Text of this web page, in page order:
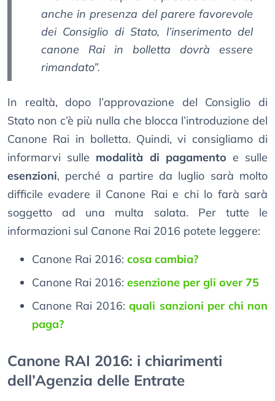
anche in presenza del parere favorevole
dei Consiglio di Stato, l’inserimento del
canone Rai in bolletta dovrà essere
rimandato”.
In realtà, dopo l’approvazione del Consiglio di
Stato non c’è più nulla che blocca l’introduzione del
Canone Rai in bolletta. Quindi, vi consigliamo di
informarvi sulle modalità di pagamento e sulle
esenzioni, perché a partire da luglio sarà molto
difficile evadere il Canone Rai e chi lo farà sarà
soggetto ad una multa salata. Per tutte le
informazioni sul Canone Rai 2016 potete leggere:
Canone Rai 2016: cosa cambia?
Canone Rai 2016: esenzione per gli over 75
Canone Rai 2016:quali sanzioni per chi non
paga?
Canone RAI 2016: i chiarimenti
dell’Agenzia delle Entrate